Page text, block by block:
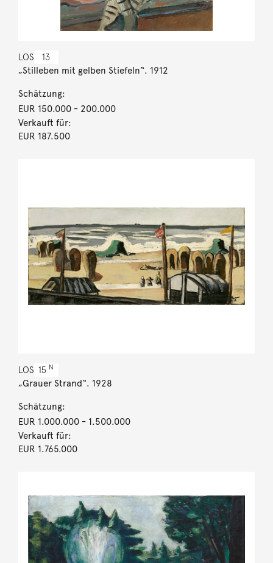
LOS 13
„Stilleben mit gelben Stiefeln“. 1912
Schätzung:
EUR 150.000- 200.000
Verkauft für:
EUR 187.500
LOS 15 N
„Grauer Strand“. 1928
Schätzung:
EUR 1.000.000- 1.500.000
Verkauft für:
EUR 1.765.000